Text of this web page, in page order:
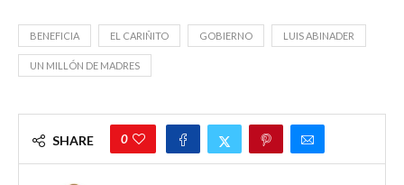
BENEFICIA EL CARIÑITO GOBIERNO LUIS ABINADER
UN MILLÓN DE MADRES
SHARE 0